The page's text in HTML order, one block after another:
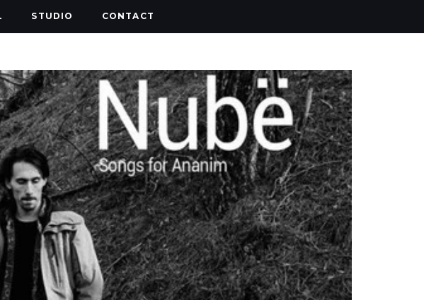
STUDIO CONTACT